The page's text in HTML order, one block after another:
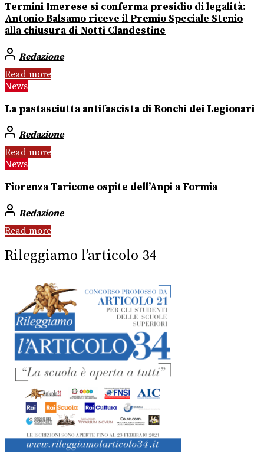
Termini Imerese si conferma presidio di legalità:
Antonio Balsamo riceve il Premio Speciale Stenio
alla chiusura di Notti Clandestine
Redazione
Read more
News
La pastasciutta antifascista di Ronchi dei Legionari
Redazione
Read more
News
Fiorenza Taricone ospite dell’Anpi a Formia
Redazione
Read more
Rileggiamo l’articolo 34